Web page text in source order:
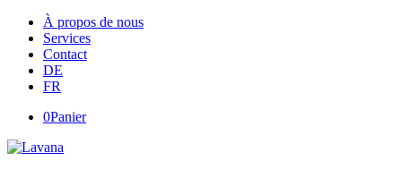
À propos de nous
Services
Contact
DE
FR
0Panier